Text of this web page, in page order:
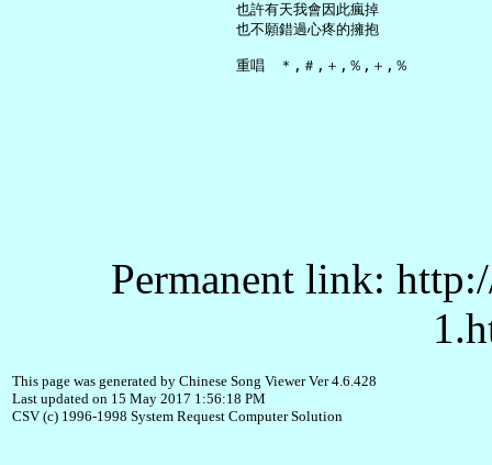
     也許有天我會因此瘋掉
     也不願錯過心疼的擁抱
Permanent link:
This page was generated by Chinese Song Viewer Ver 4.6.428
Last updated on 15 May 2017 1:56:18 PM
CSV (c) 1996-1998 System Request Computer Solution